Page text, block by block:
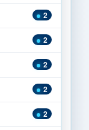
2
2
2
2
2